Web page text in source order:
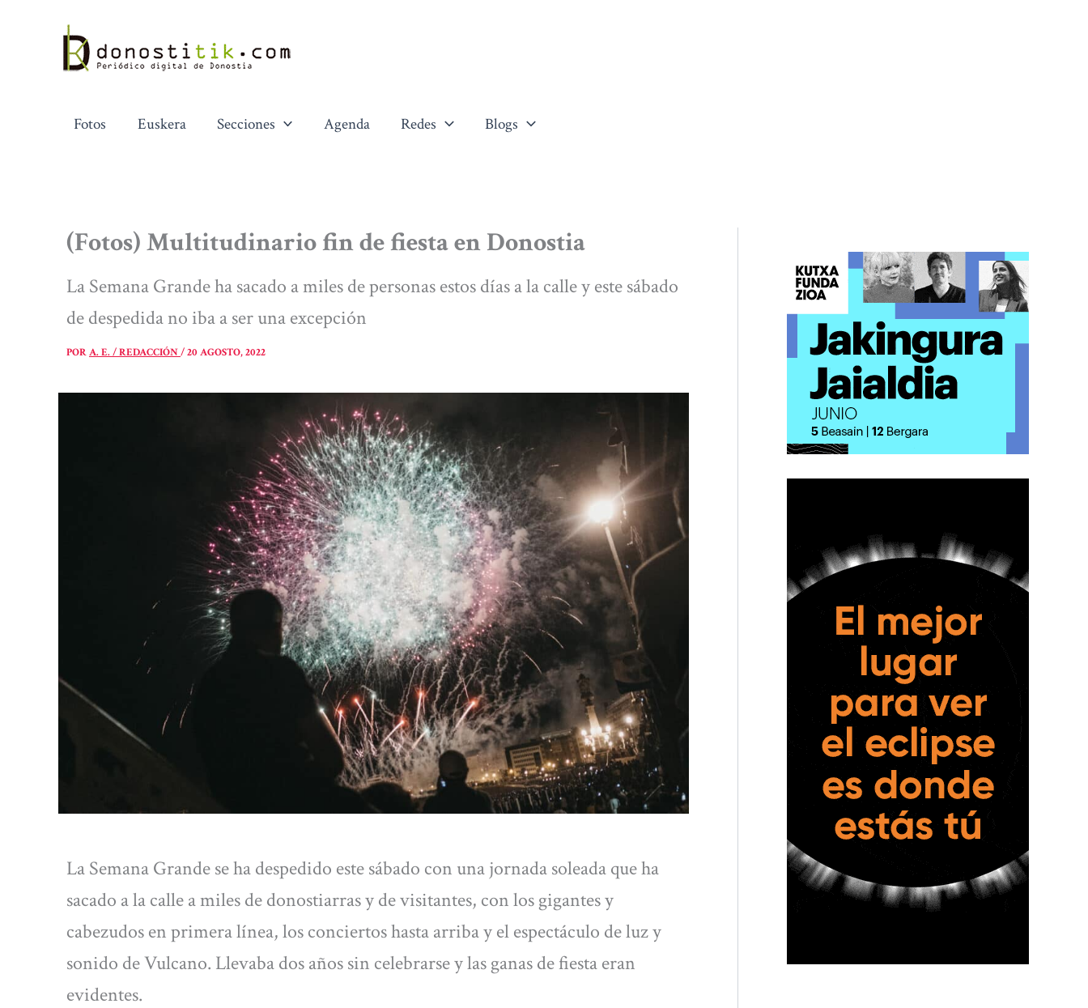
contenido
Fotos Euskera Secciones Agenda Redes Blogs
(Fotos) Multitudinario fin de fiesta en Donostia
La Semana Grande ha sacado a miles de personas estos días a la calle y este sábado
de despedida no iba a ser una excepción
PORA. E. / REDACCIÓN/20 AGOSTO, 2022
La Semana Grande se ha despedido este sábado con una jornada soleada que ha
sacado a la calle a miles de donostiarras y de visitantes, con los gigantes y
cabezudos en primera línea, los conciertos hasta arriba y el espectáculo de luz y
sonido de Vulcano. Llevaba dos años sin celebrarse y las ganas de fiesta eran
evidentes.